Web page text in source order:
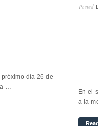
día 26 de
…
Posted
En el
a la